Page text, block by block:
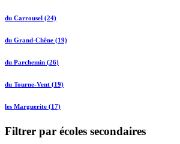
du Carrousel (24)
du Grand-Chêne (19)
du Parchemin (26)
du Tourne-Vent (19)
les Marguerite (17)
Filtrer par écoles secondaires